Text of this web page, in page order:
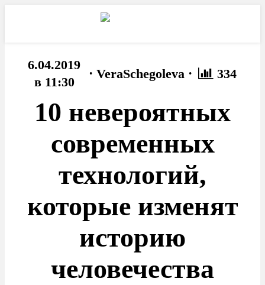
6.04.2019
в 11:30
· VeraSchegoleva · 334
10 невероятных
современных
технологий,
которые изменят
историю
человечества